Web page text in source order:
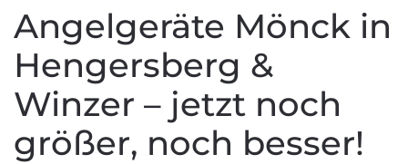
Angelgeräte Mönck in
Hengersberg &
Winzer – jetzt noch
größer, noch besser!